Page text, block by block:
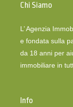
Chi Siamo
L’ Agenzia
e fondata sulla
da 18 anni per
immobiliare in
Info